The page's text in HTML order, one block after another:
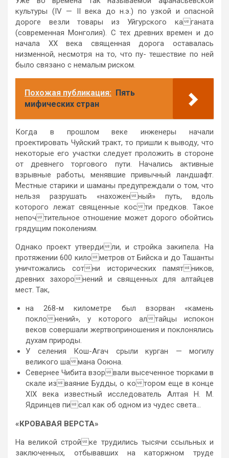
культуры (IV — II века до н.э.) по узкой и опасной
дороге везли товары из Уйгурского каганата
(современная Монголия). С тех древних времен и до
начала XX века священная дорога оставалась
низменной, несмотря на то, что пу- тешествие по ней
было связано с немалым риском.
Похожая публикация: Пять
мифических стран
Когда в прошлом веке инженеры начали
проектировать Чуйский тракт, то пришли к выводу, что
некоторые его участки следует проложить в стороне
от древнего торгового пути. Начались активные
взрывные работы, менявшие привычный ландшафт.
Местные старики и шаманы предупреждали о том, что
нельзя разрушать «нахоженный» путь, вдоль
которого лежат священные кости предков. Такое
непочтительное отношение может дорого обойтись
грядущим поколениям.
Однако проект утвердили, и стройка закипела. На
протяжении 600 километров от Бийска и до Ташанты
уничтожались сотни исторических памятников,
древних захоронений и священных для алтайцев
мест. Так,
на 268-м километре был взорван «камень
поклонений», у которого алтайцы испокон
веков совершали жертвоприношения и поклонялись
духам природы.
У селения Кош-Агач срыли курган — могилу
великого шамана Ооюна.
Севернее Чибита взорвали высеченное тюрками в
скале изваяние Будды, о котором еще в конце
XIX века известный исследователь Алтая Н. М.
Ядринцев писал как об одном из чудес света…
«КРОВАВАЯ ВЕРСТА»
На великой стройке трудились тысячи ссыльных и
заключенных, отбывавших на каторжном труде